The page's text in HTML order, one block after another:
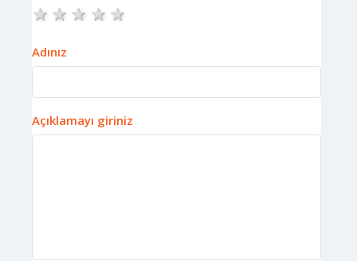
4 stars
3 stars
2 stars
1 star
Adınız
Açıklamayı giriniz